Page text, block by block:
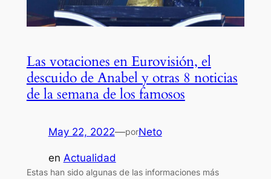
Las votaciones en Eurovisión, el
descuido de Anabel y otras 8 noticias
de la semana de los famosos
May 22, 2022—porNeto
en Actualidad
Estas han sido algunas de las informaciones más